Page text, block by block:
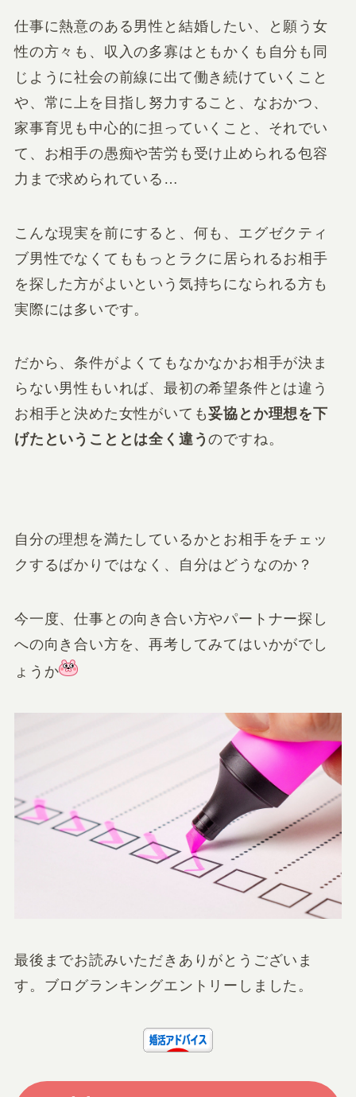
仕事に熱意のある男性と結婚したい、と願う女
性の方々も、収入の多寡はともかくも自分も同
じように社会の前線に出て働き続けていくこと
や、常に上を目指し努力すること、なおかつ、
家事育児も中心的に担っていくこと、それでい
て、お相手の愚痴や苦労も受け止められる包容
力まで求められている…
こんな現実を前にすると、何も、エグゼクティ
ブ男性でなくても もっとラクに居られるお相手
を探した方がよい という気持ちになられる方も
実際には多いです。
だから、条件がよくてもなかなかお相手が決ま
らない男性もいれば、最初の希望条件とは違う
お相手と決めた女性がいても妥協とか理想を下
げたということとは全く違うのですね。
自分の理想を満たしているかとお相手をチェッ
クするばかりではなく、自分はどうなのか？
今一度、仕事との向き合い方やパートナー探し
への向き合い方を、再考してみてはいかがでし
ょうか
最後までお読みいただきありがとうございま
す。ブログランキングエントリーしました。